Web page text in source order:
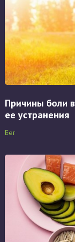
Причины боли
ее устранения
Бег